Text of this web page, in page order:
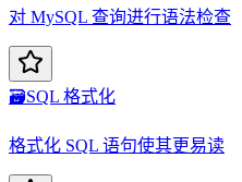
对 MySQL 查询进行语法检查
🗃️SQL 格式化
格式化 SQL 语句使其更易读